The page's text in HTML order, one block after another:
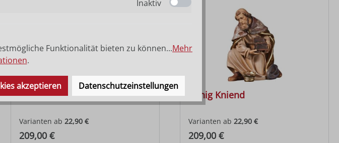
König Mohr
Varianten ab 22,90 €
Regulärer Preis:
209,00 €
König Kniend
Varianten ab 22,90 €
Regulärer Preis:
209,00 €
Inaktiv
Funktionalität bieten zu können...Mehr
.
akzeptieren Datenschutzeinstellungen